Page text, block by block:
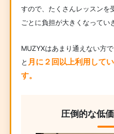
すので、たくさんレッスンを
ごとに負担が大きくなってい
MUZYXはあまり通えない方
と 月に２回以上利用して
す。
圧倒的な低